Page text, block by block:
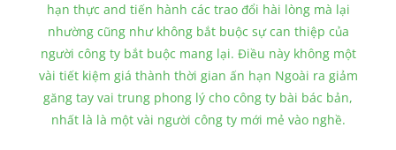
hạn thực and tiến hành các trao đổi hài lòng mà lại
nhường cũng như không bắt buộc sự can thiệp của
người công ty bắt buộc mang lại. Điều này không một
vài tiết kiệm giá thành thời gian ấn hạn Ngoài ra giảm
găng tay vai trung phong lý cho công ty bài bác bản,
nhất là là một vài người công ty mới mẻ vào nghề.